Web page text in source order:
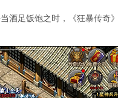
酒足饭饱之时，《狂暴传奇